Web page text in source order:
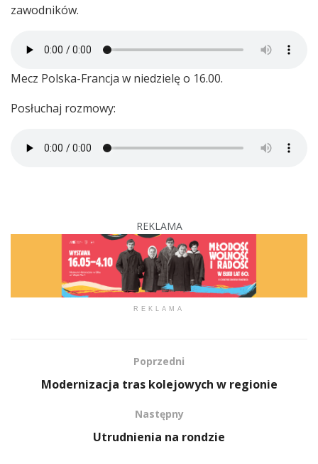
zawodników.
Mecz Polska-Francja w niedzielę o 16.00.
Posłuchaj rozmowy:
REKLAMA
REKLAMA
Poprzedni
Modernizacja tras kolejowych w regionie
Następny
Utrudnienia na rondzie